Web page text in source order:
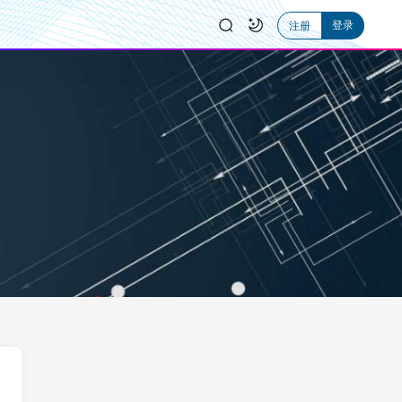
注册 登录